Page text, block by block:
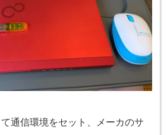
通信環境をセット、メーカのサ